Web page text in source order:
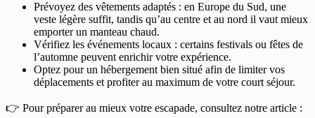
Prévoyez des vêtements adaptés : en Europe du Sud, une
veste légère suffit, tandis qu’au centre et au nord il vaut mieux
emporter un manteau chaud.
Vérifiez les événements locaux : certains festivals ou fêtes de
l’automne peuvent enrichir votre expérience.
Optez pour un hébergement bien situé afin de limiter vos
déplacements et profiter au maximum de votre court séjour.
👉 Pour préparer au mieux votre escapade, consultez notre article :